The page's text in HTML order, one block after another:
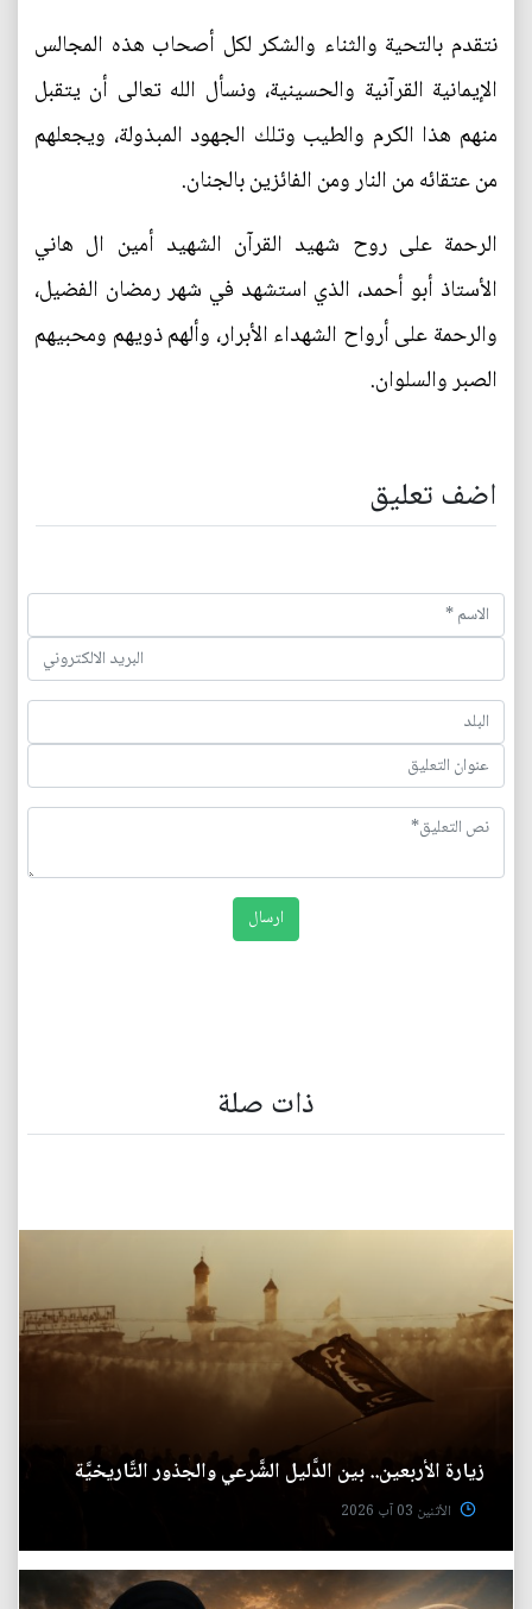
نتقدم بالتحية والثناء والشكر لكل أصحاب هذه المجالس
الإيمانية القرآنية والحسينية، ونسأل الله تعالى أن يتقبل
منهم هذا الكرم والطيب وتلك الجهود المبذولة، ويجعلهم
من عتقائه من النار ومن الفائزين بالجنان.
الرحمة على روح شهيد القرآن الشهيد أمين ال هاني
الأستاذ أبو أحمد، الذي استشهد في شهر رمضان الفضيل،
والرحمة على أرواح الشهداء الأبرار، وألهم ذويهم ومحبيهم
الصبر والسلوان.
اضف تعليق
ذات صلة
زيارة الأربعين.. بين الدَّليل الشَّرعي والجذور التَّاريخيَّة
الأثنين 03 آب 2026